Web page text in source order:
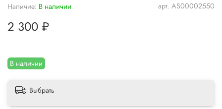
арт. AS00002550
Наличие: В наличии
В наличии
2 300 ₽
Выбрать